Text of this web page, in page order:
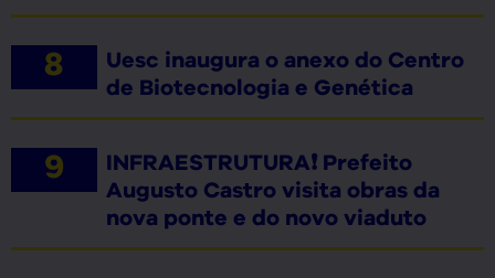
Uesc inaugura o anexo do Centro
de Biotecnologia e Genética
INFRAESTRUTURA❗ Prefeito
Augusto Castro visita obras da
nova ponte e do novo viaduto